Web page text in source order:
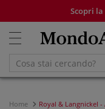
Scopri
Home
Royal & Langnickel